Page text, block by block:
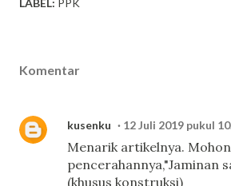
Komentar
kusenku 12 Juli 2019 pukul
Menarik artikelnya. Mohon
pencerahannya,"Jaminan
(khusus konstruksi)